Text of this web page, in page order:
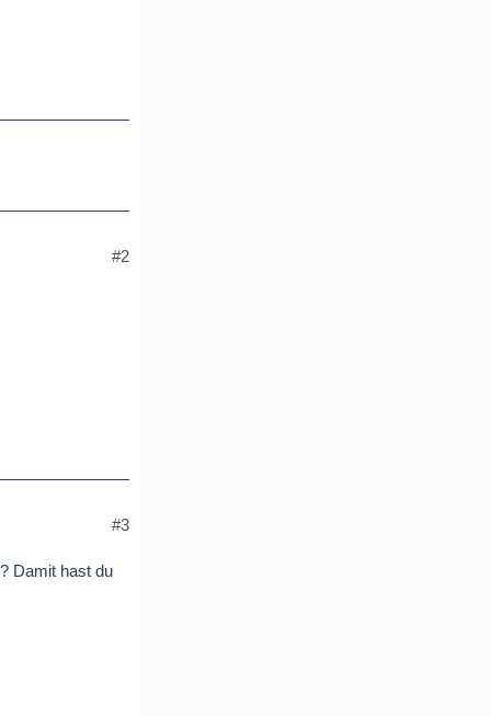
#2
#3
Damit hast du